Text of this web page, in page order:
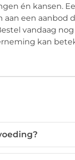
én kansen.
aan een aanbod
vandaag
kan